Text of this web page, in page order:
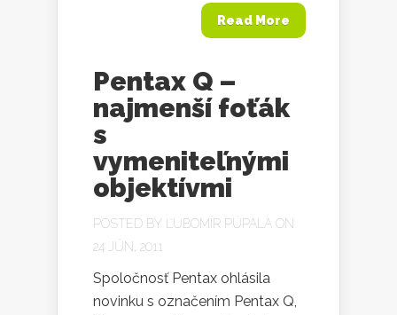
Read More
Pentax Q –
najmenší foťák
s
vymeniteľnými
objektívmi
POSTED BY ĽUBOMÍR PÚPALA ON
24 JÚN, 2011
Spoločnosť Pentax ohlásila
novinku s označením Pentax Q,